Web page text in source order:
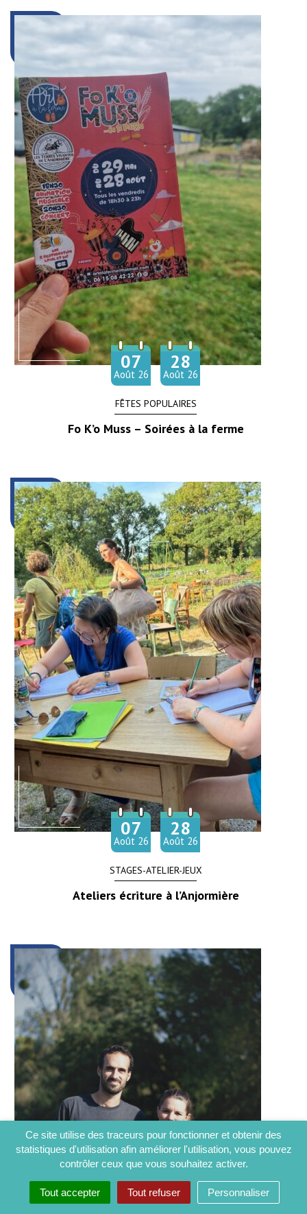
Ce site utilise des traceurs pour fonctionner et obtenir des
statistiques d'utilisation afin améliorer l'utilisation, vous pouvez
contrôler ceux que vous souhaitez activer.
Tout accepter Tout refuser Personnaliser
FÊTES POPULAIRES
Fo K’o Muss – Soirées à la ferme
Du 07
Août 26
au 28
Août 26
STAGES-ATELIER-JEUX
Ateliers écriture à l’Anjormière
Du 07
Août 26
au 28
Août 26